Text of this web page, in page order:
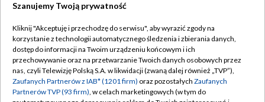
TVP
Abonament TVP
Emisja w TVP
Centrum informacji TVP
Regulamin TVP
Polityka prywatności
Szanujemy Twoją prywatność
Kliknij "Akceptuję i przechodzę do serwisu", aby wyrazić zgody na
korzystanie z technologii automatycznego śledzenia i zbierania danych,
dostęp do informacji na Twoim urządzeniu końcowym i ich
przechowywanie oraz na przetwarzanie Twoich danych osobowych przez
nas, czyli Telewizję Polską S.A. w likwidacji (zwaną dalej również „TVP”),
Zaufanych Partnerów z IAB* (1201 firm) oraz pozostałych Zaufanych
Partnerów TVP (93 firm), w celach marketingowych (w tym do